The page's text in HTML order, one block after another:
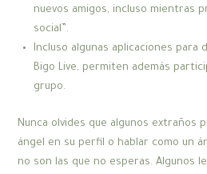
nuevos amigos, incluso mientras
social”.
Incluso algunas aplicaciones para
Bigo Live, permiten además
grupo.
Nunca olvides que algunos extraños
ángel en su perfil o hablar como un
no son las que no esperas. Algunos